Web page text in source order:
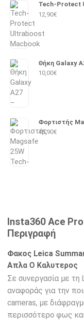
12,90€
10,00€
45,90€
Insta360 Ace
Περιγραφή
Φακος Leica
Απλα Ο Καλυτερος
Σε συνεργασία με τη
αναφοράς για την
cameras, με
περισσότερο φως